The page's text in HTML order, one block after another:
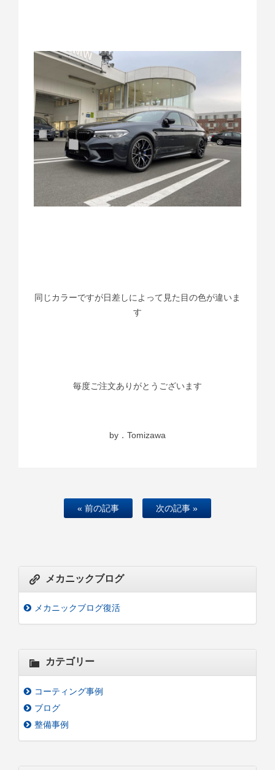
同じカラーですが日差しによって見た目の色が違いま
す
毎度ご注文ありがとうございます
by．Tomizawa
« 前の記事 次の記事 »
メカニックブログ
メカニックブログ復活
カテゴリー
コーティング事例
ブログ
整備事例